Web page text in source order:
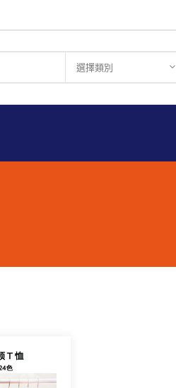
選擇類別